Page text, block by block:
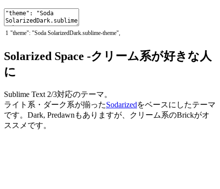
1 "theme": "Soda SolarizedDark.sublime-theme",
Solarized Space -クリーム系が好きな人
に
Sublime Text 2/3対応のテーマ。
ライト系・ダーク系が揃ったSodarizedをベースにしたテーマ
です。Dark, Predawnもありますが、クリーム系のBrickがオ
ススメです。